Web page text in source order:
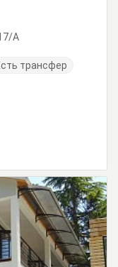
А
трансфер